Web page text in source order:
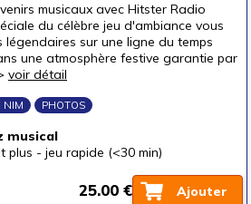
musicaux avec Hitster Radio
du célèbre jeu d'ambiance vous
sur une ligne du temps
une atmosphère festive garantie par
voir détail
NIM PHOTOS
musical
plus - jeu rapide (<30 min)
Ajouter
25.00 €